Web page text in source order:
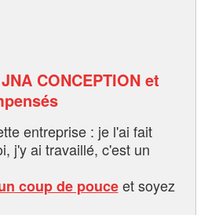
CONCEPTION et
entreprise : je l'ai fait
j'y ai travaillé, c'est un
coup de pouceet soyez